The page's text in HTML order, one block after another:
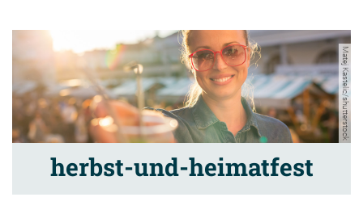
Matej Kastelic/shutterstock
herbst-und-heimatfest